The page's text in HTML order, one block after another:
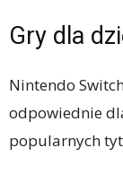
Gry dla
Nintendo
odpowiednie
popularnych